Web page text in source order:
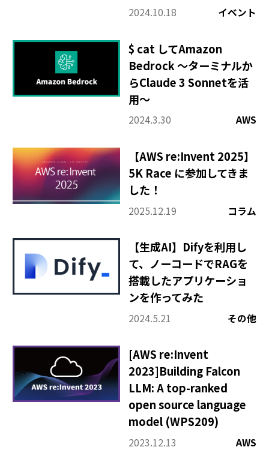
2024.10.18 イベント
$ cat してAmazon
Bedrock ～ターミナルか
らClaude 3 Sonnetを活
用～
2024.3.30 AWS
【AWS re:Invent 2025】
5K Race に参加してきま
した！
2025.12.19 コラム
【生成AI】Difyを利用し
て、ノーコードでRAGを
搭載したアプリケーショ
ンを作ってみた
2024.5.21 その他
[AWS re:Invent
2023]Building Falcon
LLM: A top-ranked
open source language
model (WPS209)
2023.12.13 AWS